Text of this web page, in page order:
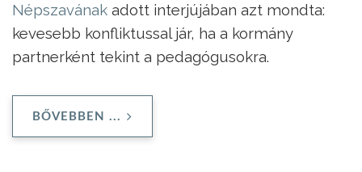
Népszavának adott interjújában azt mondta:
kevesebb konfliktussal jár, ha a kormány
partnerként tekint a pedagógusokra.
BŐVEBBEN ...